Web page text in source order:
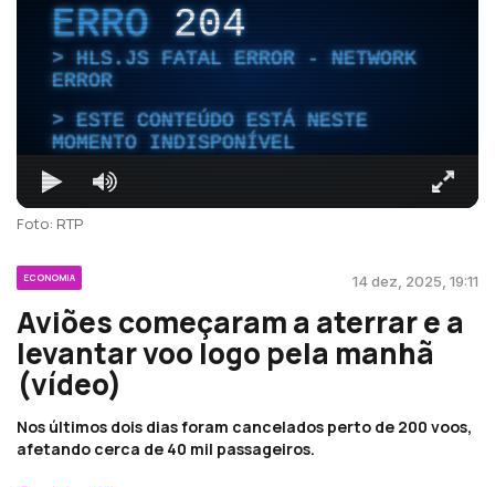
ERRO204
HLS.JS FATAL ERROR - NETWORK
ERROR
ESTE CONTEÚDO ESTÁ NESTE
MOMENTO INDISPONÍVEL
Foto: RTP
ECONOMIA 14 dez, 2025, 19:11
Aviões começaram a aterrar e a
levantar voo logo pela manhã
(vídeo)
Nos últimos dois dias foram cancelados perto de 200 voos,
afetando cerca de 40 mil passageiros.